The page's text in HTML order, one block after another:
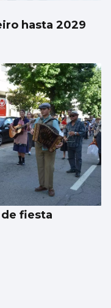
hasta 2029
fiesta